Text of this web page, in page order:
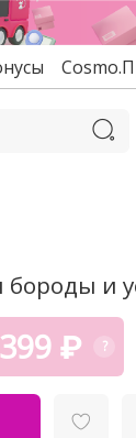
и
399 ₽ ?